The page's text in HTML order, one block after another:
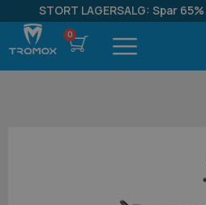
STORT LAGERSALG: Spar